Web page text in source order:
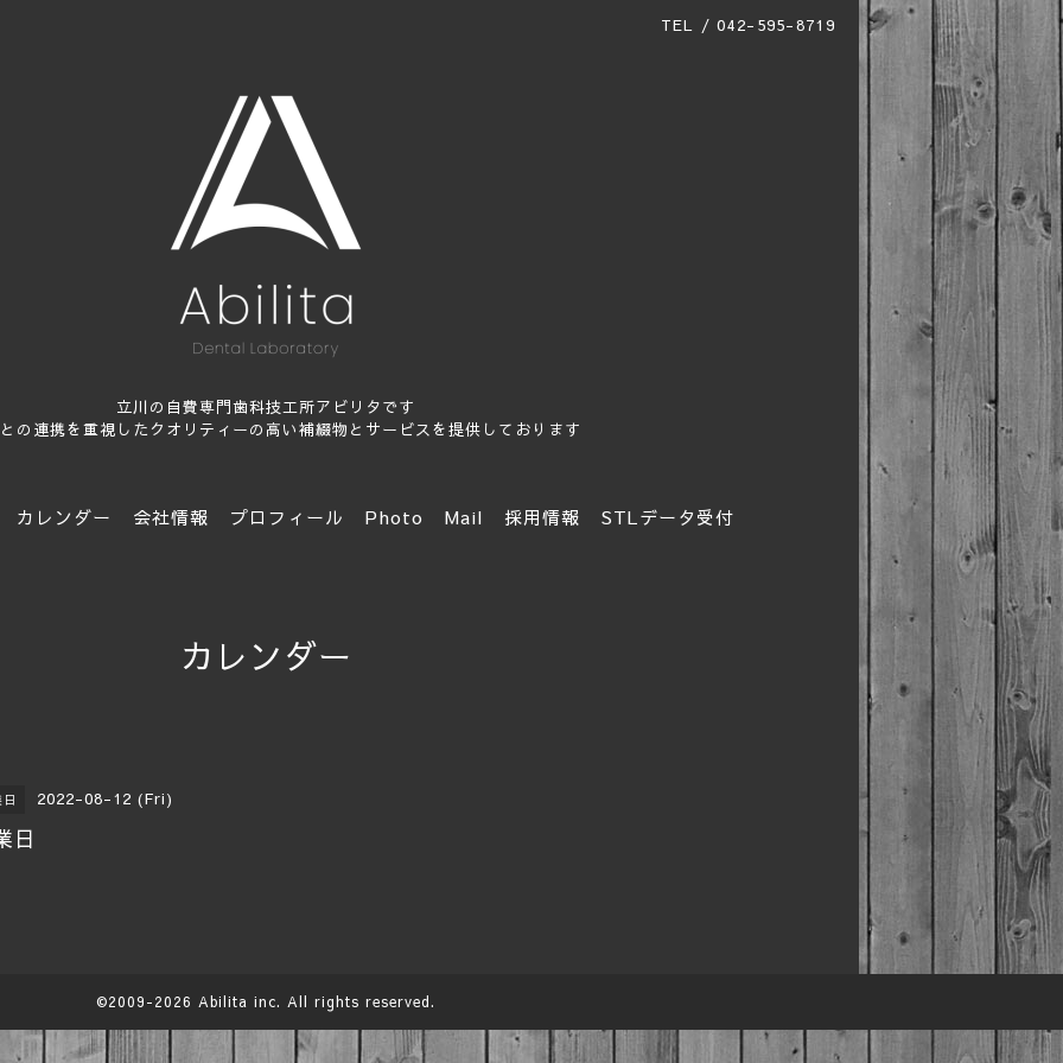
TEL / 042-595-8719
立川の自費専門歯科技工所アビリタです
の連携を重視したクオリティーの高い補綴物とサービスを提供しております
カレンダー 会社情報 プロフィール Photo Mail 採用情報 STLデータ受付
カレンダー
2022-08-12 (Fri)
日
©2009-2026 Abilita inc. All rights reserved.